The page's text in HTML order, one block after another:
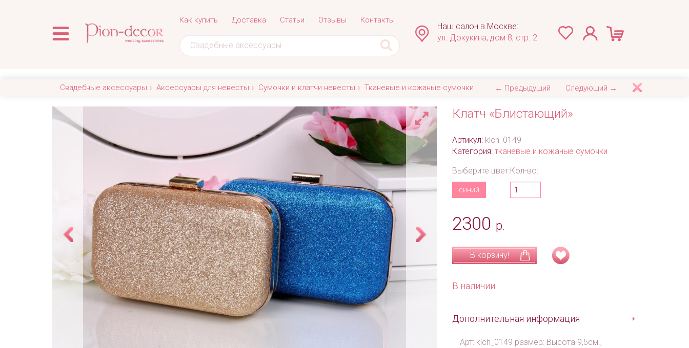
Как купить Доставка Статьи Отзывы Контакты
Наш салон в Москве:
ул. Докукина, дом 8, стр. 2
Свадебные аксессуары Аксессуары для невесты Сумочки и клатчи невесты Тканевые и кожаные сумочки ← Предыдущий Следующий →
Клатч «Блистающий»
Артикул: klch_0149
Категория: тканевые и кожаные сумочки
Выберите цвет:
синий
Кол-во:
2300 р.
В корзину!
В наличии
Дополнительная информация
Арт: klch_0149 размер: Высота 9,5см.,